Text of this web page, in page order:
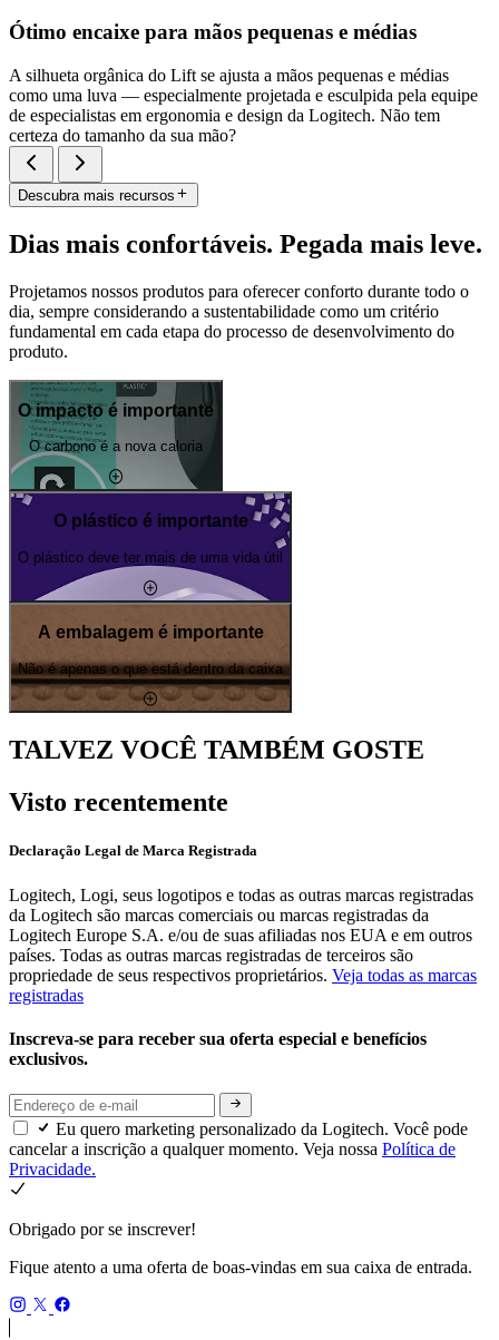
Ótimo encaixe para mãos pequenas e médias
A silhueta orgânica do Lift se ajusta a mãos pequenas e médias
como uma luva — especialmente projetada e esculpida pela equipe
de especialistas em ergonomia e design da Logitech. Não tem
certeza do tamanho da sua mão?
Descubra mais recursos
Dias mais confortáveis. Pegada mais leve.
Projetamos nossos produtos para oferecer conforto durante todo o
dia, sempre considerando a sustentabilidade como um critério
fundamental em cada etapa do processo de desenvolvimento do
produto.
O impacto é importante
O carbono é a nova caloria
O plástico é importante
O plástico deve ter mais de uma vida útil
A embalagem é importante
Não é apenas o que está dentro da caixa
TALVEZ VOCÊ TAMBÉM GOSTE
Visto recentemente
Declaração Legal de Marca Registrada
Logitech, Logi, seus logotipos e todas as outras marcas registradas
da Logitech são marcas comerciais ou marcas registradas da
Logitech Europe S.A. e/ou de suas afiliadas nos EUA e em outros
países. Todas as outras marcas registradas de terceiros são
propriedade de seus respectivos proprietários. Veja todas as marcas
registradas
Inscreva-se para receber sua oferta especial e benefícios
exclusivos.
Eu quero marketing personalizado da Logitech. Você pode
cancelar a inscrição a qualquer momento. Veja nossa Política de
Privacidade.
Obrigado por se inscrever!
Fique atento a uma oferta de boas-vindas em sua caixa de entrada.